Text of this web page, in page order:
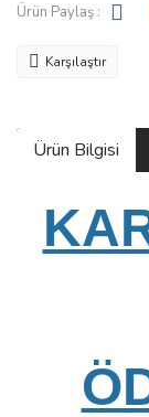
Ürün Paylaş :
Karşılaştır
Ürün Bilgisi